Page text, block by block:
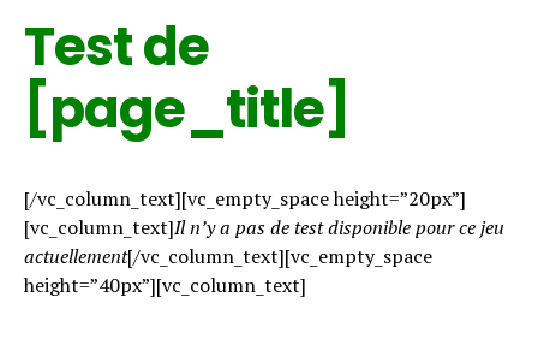
Test de
[page_title]
[/vc_column_text][vc_empty_space height=”20px”]
[vc_column_text]Il n’y a pas de test disponible pour ce jeu
actuellement[/vc_column_text][vc_empty_space
height=”40px”][vc_column_text]